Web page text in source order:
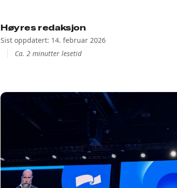
Høyres redaksjon
Sist oppdatert: 14. februar 2026
Ca. 2 minutter lesetid